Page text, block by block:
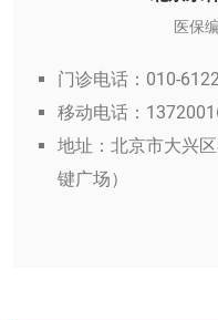
医保
门诊电话：010-
移动电话：
地址：北京市大兴
键广场）